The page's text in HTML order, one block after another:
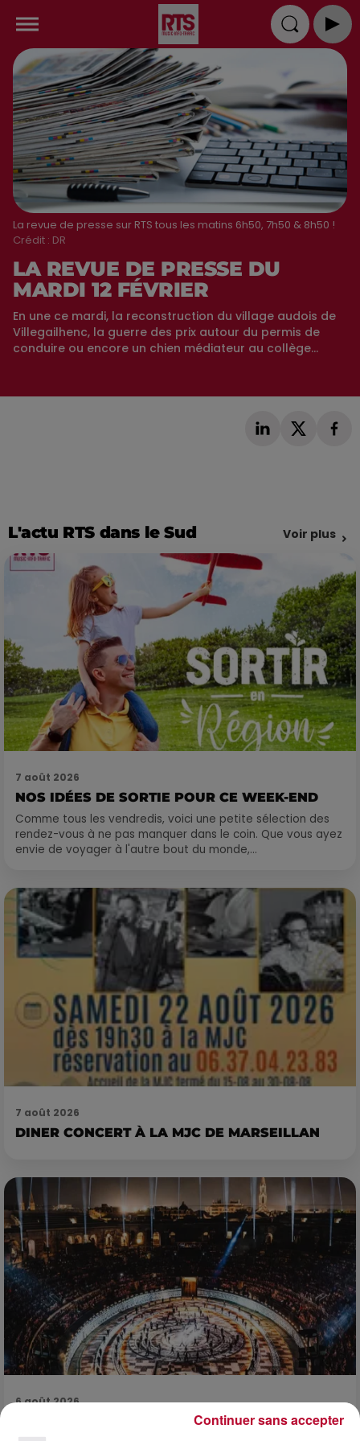
La revue de presse sur RTS tous les matins 6h50, 7h50 & 8h50 !
Crédit : DR
LA REVUE DE PRESSE DU
MARDI 12 FÉVRIER
En une ce mardi, la reconstruction du village audois de
Villegailhenc, la guerre des prix autour du permis de
conduire ou encore un chien médiateur au collège...
L'actu RTS dans le Sud Voir plus
7 août 2026
NOS IDÉES DE SORTIE POUR CE WEEK-END
Comme tous les vendredis, voici une petite sélection des
rendez-vous à ne pas manquer dans le coin. Que vous ayez
envie de voyager à l'autre bout du monde,...
7 août 2026
DINER CONCERT À LA MJC DE MARSEILLAN
6 août 2026
NÎMES : « LE RÊVE DU GLADIATEUR » INVESTIT
LES ARÈNES CES 3...
Continuer sans accepter